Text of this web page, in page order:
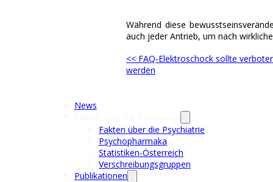
News
Fakten über die Psychiatrie
Psychopharmaka
Statistiken-Österreich
Verschreibungsgruppen
Publikationen
Während diese
auch jeder Antrieb, um nach
<< FAQ-Elektroschock sollte
werden